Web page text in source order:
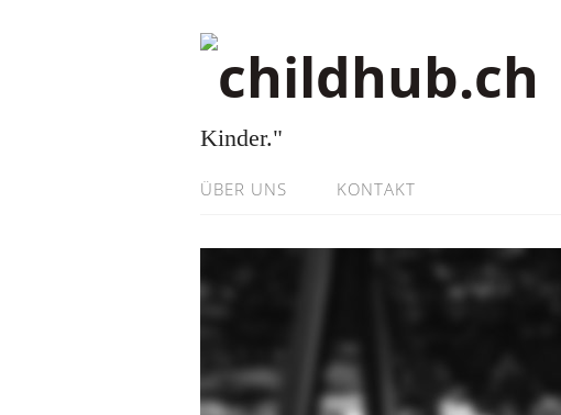
Kinder."
ÜBER UNS KONTAKT